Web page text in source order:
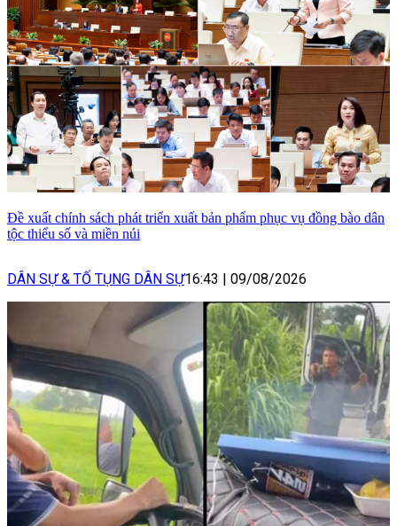
Đề xuất chính sách phát triển xuất bản phẩm phục vụ đồng bào dân
tộc thiểu số và miền núi
DÂN SỰ & TỐ TỤNG DÂN SỰ16:43 09/08/2026